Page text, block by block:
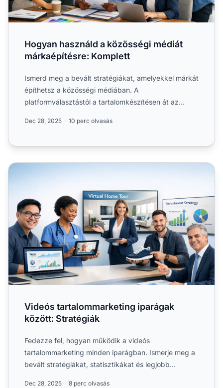
Hogyan használd a közösségi médiát
márkaépítésre: Komplett
Ismerd meg a bevált stratégiákat, amelyekkel márkát
építhetsz a közösségi médiában. A
platformválasztástól a tartalomkészítésen át az
Dec 28, 2025 10 perc olvasás
Videós tartalommarketing iparágak között: Stratégiák
Videós tartalommarketing iparágak
között: Stratégiák
Fedezze fel, hogyan működik a videós
tartalommarketing minden iparágban. Ismerje meg a
bevált stratégiákat, statisztikákat és legjobb
Dec 28, 2025 8 perc olvasás